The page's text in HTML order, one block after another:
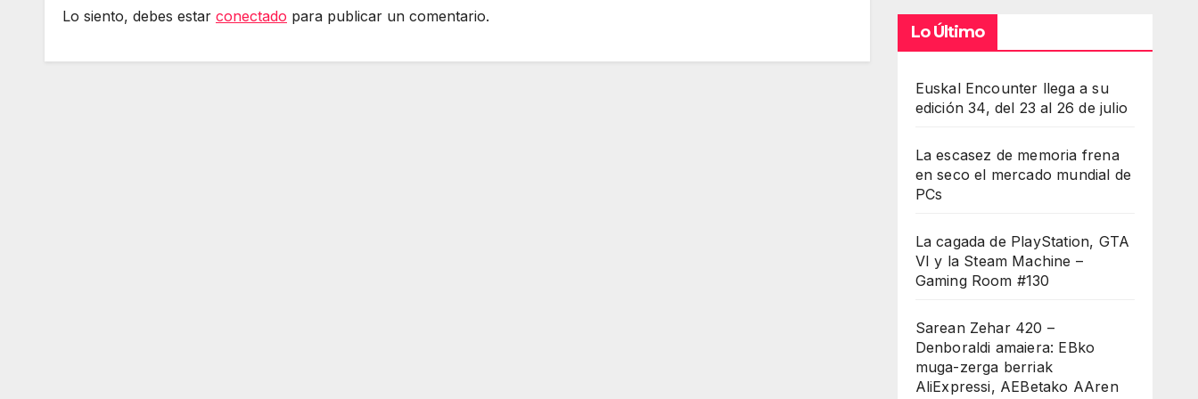
Lo siento, debes estar conectado para publicar un comentario.
Lo Último
Euskal Encounter llega a su
edición 34, del 23 al 26 de julio
La escasez de memoria frena
en seco el mercado mundial de
PCs
La cagada de PlayStation, GTA
VI y la Steam Machine –
Gaming Room #130
Sarean Zehar 420 –
Denboraldi amaiera: EBko
muga-zerga berriak
AliExpressi, AEBetako AAren